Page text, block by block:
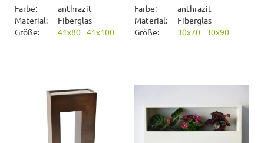
Farbe:
anthrazit
Material:
Fiberglas
Größe:
41x80 41x100
Farbe:
anthrazit
Material:
Fiberglas
Größe:
30x70 30x90